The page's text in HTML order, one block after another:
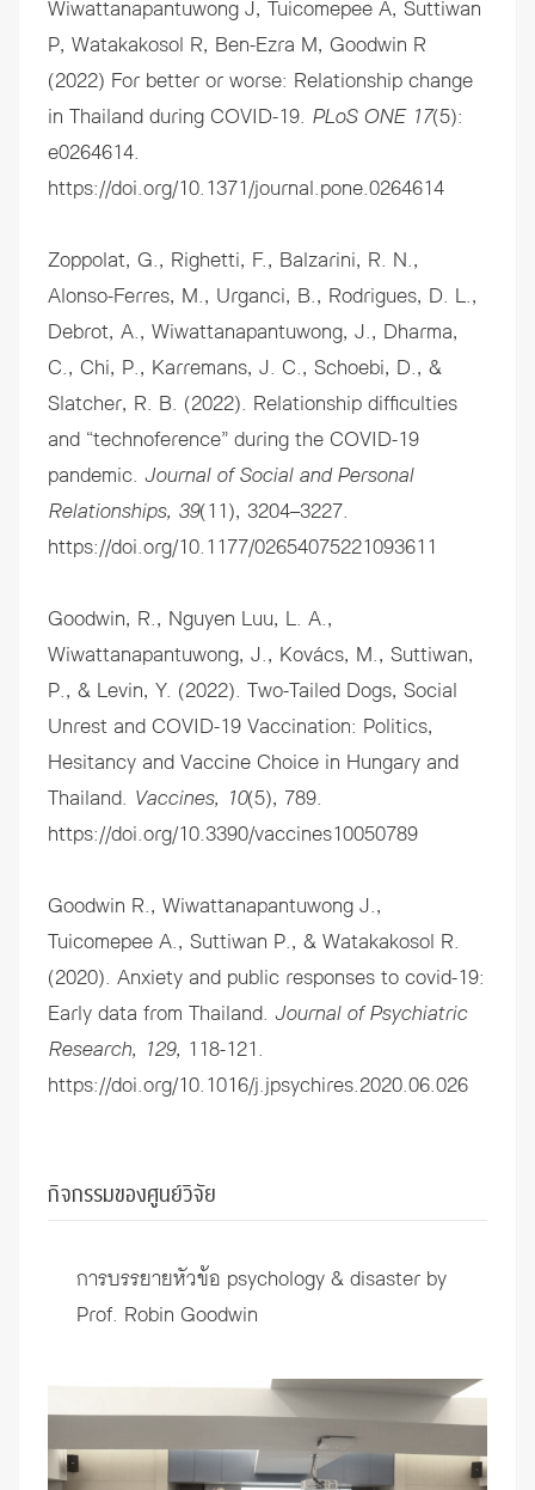
Wiwattanapantuwong J, Tuicomepee A, Suttiwan
P, Watakakosol R, Ben-Ezra M, Goodwin R
(2022) For better or worse: Relationship change
in Thailand during COVID-19. PLoS ONE 17(5):
e0264614.
https://doi.org/10.1371/journal.pone.0264614
Zoppolat, G., Righetti, F., Balzarini, R. N.,
Alonso-Ferres, M., Urganci, B., Rodrigues, D. L.,
Debrot, A., Wiwattanapantuwong, J., Dharma,
C., Chi, P., Karremans, J. C., Schoebi, D., &
Slatcher, R. B. (2022). Relationship difficulties
and “technoference” during the COVID-19
pandemic. Journal of Social and Personal
Relationships, 39(11), 3204–3227.
https://doi.org/10.1177/02654075221093611
Goodwin, R., Nguyen Luu, L. A.,
Wiwattanapantuwong, J., Kovács, M., Suttiwan,
P., & Levin, Y. (2022). Two-Tailed Dogs, Social
Unrest and COVID-19 Vaccination: Politics,
Hesitancy and Vaccine Choice in Hungary and
Thailand. Vaccines, 10(5), 789.
https://doi.org/10.3390/vaccines10050789
Goodwin R., Wiwattanapantuwong J.,
Tuicomepee A., Suttiwan P., & Watakakosol R.
(2020). Anxiety and public responses to covid-19:
Early data from Thailand. Journal of Psychiatric
Research, 129, 118-121.
https://doi.org/10.1016/j.jpsychires.2020.06.026
กิจกรรมของศูนย์วิจัย
การบรรยายหัวข้อ psychology & disaster by
Prof. Robin Goodwin